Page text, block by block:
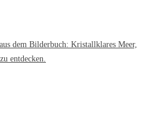
dem Bilderbuch: Kristallklares Meer,
entdecken.